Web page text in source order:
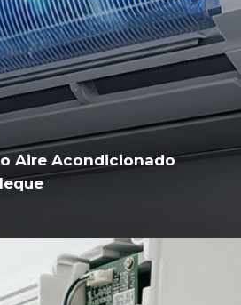
Aire Acondicionado